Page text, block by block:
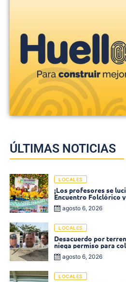
ÚLTIMAS NOTICIAS
LOCALES
¡Los profesores se
Encuentro Folclórico
2026 en Ciénaga
agosto 6, 2026
LOCALES
Desacuerdo por
niega permiso para
agosto 6, 2026
LOCALES